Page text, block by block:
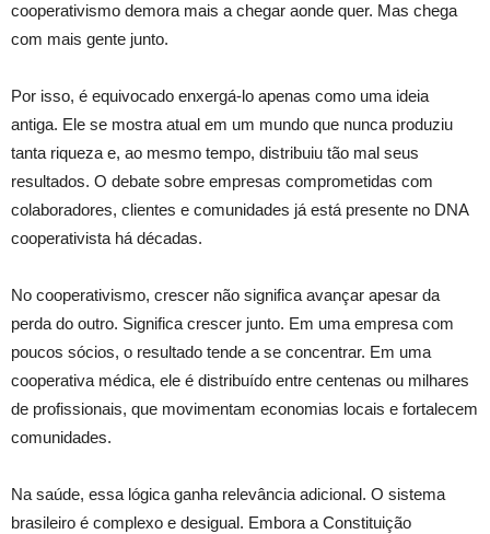
cooperativismo demora mais a chegar aonde quer. Mas chega
com mais gente junto.
Por isso, é equivocado enxergá-lo apenas como uma ideia
antiga. Ele se mostra atual em um mundo que nunca produziu
tanta riqueza e, ao mesmo tempo, distribuiu tão mal seus
resultados. O debate sobre empresas comprometidas com
colaboradores, clientes e comunidades já está presente no DNA
cooperativista há décadas.
No cooperativismo, crescer não significa avançar apesar da
perda do outro. Significa crescer junto. Em uma empresa com
poucos sócios, o resultado tende a se concentrar. Em uma
cooperativa médica, ele é distribuído entre centenas ou milhares
de profissionais, que movimentam economias locais e fortalecem
comunidades.
Na saúde, essa lógica ganha relevância adicional. O sistema
brasileiro é complexo e desigual. Embora a Constituição